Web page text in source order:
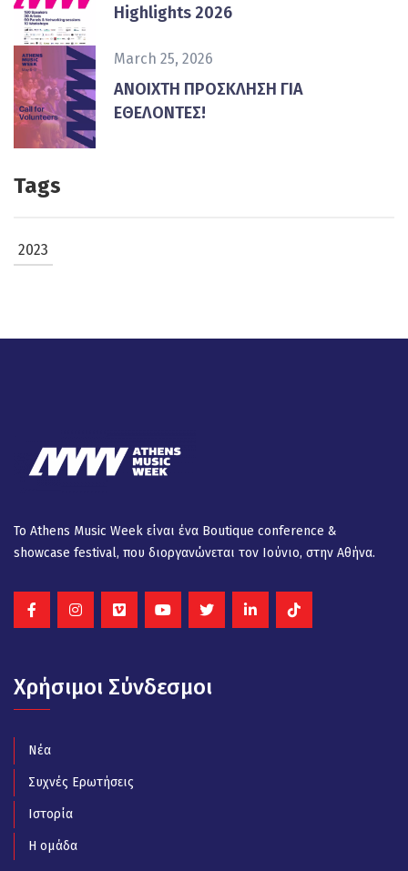
Highlights 2026
March 25, 2026
ΑΝΟΙΧΤΗ ΠΡΟΣΚΛΗΣΗ ΓΙΑ
ΕΘΕΛΟΝΤΕΣ!
Tags
2023
Το Athens Music Week είναι ένα Βοutique conference &
showcase festival, που διοργανώνεται τον Ιούνιο, στην Αθήνα.
Χρήσιμοι Σύνδεσμοι
Νέα
Συχνές Ερωτήσεις
Ιστορία
Η ομάδα